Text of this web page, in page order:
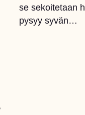
se sekoitetaan
pysyy syvän…